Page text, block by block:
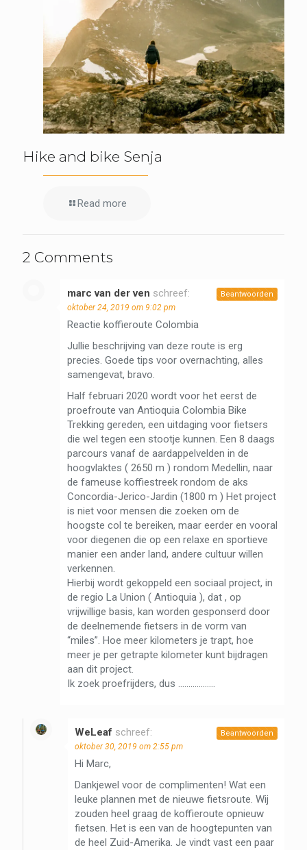
Hike and bike Senja
Read more
2 Comments
marc van der ven schreef:
oktober 24, 2019 om 9:02 pm
Reactie koffieroute Colombia
Jullie beschrijving van deze route is erg
precies. Goede tips voor overnachting, alles
samengevat, bravo.
Half februari 2020 wordt voor het eerst de
proefroute van Antioquia Colombia Bike
Trekking gereden, een uitdaging voor fietsers
die wel tegen een stootje kunnen. Een 8 daags
parcours vanaf de aardappelvelden in de
hoogvlaktes ( 2650 m ) rondom Medellin, naar
de fameuse koffiestreek rondom de aks
Concordia-Jerico-Jardin (1800 m ) Het project
is niet voor mensen die zoeken om de
hoogste col te bereiken, maar eerder en vooral
voor diegenen die op een relaxe en sportieve
manier een ander land, andere cultuur willen
verkennen.
Hierbij wordt gekoppeld een sociaal project, in
de regio La Union ( Antioquia ), dat , op
vrijwillige basis, kan worden gesponserd door
de deelnemende fietsers in de vorm van
“miles”. Hoe meer kilometers je trapt, hoe
meer je per getrapte kilometer kunt bijdragen
aan dit project.
Ik zoek proefrijders, dus ………………
Beantwoorden
WeLeaf schreef:
oktober 30, 2019 om 2:55 pm
Hi Marc,
Dankjewel voor de complimenten! Wat een
leuke plannen met de nieuwe fietsroute. Wij
zouden heel graag de koffieroute opnieuw
fietsen. Het is een van de hoogtepunten van
de heel Zuid-Amerika. Je vindt vast een paar
Beantwoorden